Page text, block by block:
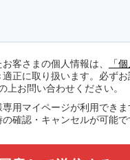
客さまの個人情報は、
「
適正に取り扱います。必ず
上お問い合わせください。
用マイページが利用できま
確認・キャンセルが可能で